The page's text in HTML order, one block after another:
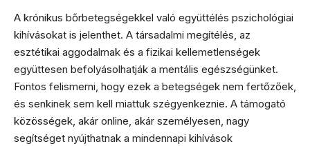
A krónikus bőrbetegségekkel való együttélés pszichológiai
kihívásokat is jelenthet. A társadalmi megítélés, az
esztétikai aggodalmak és a fizikai kellemetlenségek
együttesen befolyásolhatják a mentális egészségünket.
Fontos felismerni, hogy ezek a betegségek nem fertőzőek,
és senkinek sem kell miattuk szégyenkeznie. A támogató
közösségek, akár online, akár személyesen, nagy
segítséget nyújthatnak a mindennapi kihívások